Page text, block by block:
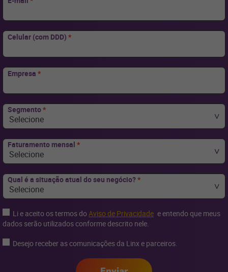
Celular (com DDD) *
Empresa *
Segmento*
Selecione
Faturamento mensal *
Selecione
Qual é a situação atual do seu negócio?*
Selecione
Li e aceito os termos doAviso de Privacidade e entendo que meus
dados serão utilizados conforme descrito nele.
Desejo receber as comunicações da Linx e parceiros.